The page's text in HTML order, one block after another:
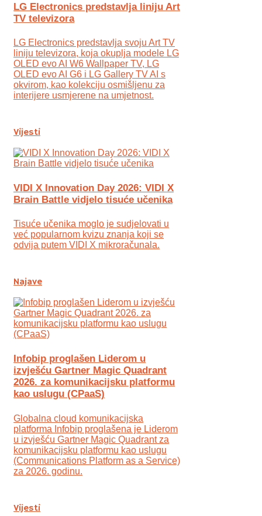
LG Electronics predstavlja liniju Art
TV televizora
LG Electronics predstavlja svoju Art TV
liniju televizora, koja okuplja modele LG
OLED evo AI W6 Wallpaper TV, LG
OLED evo AI G6 i LG Gallery TV AI s
okvirom, kao kolekciju osmišljenu za
interijere usmjerene na umjetnost.
Vijesti
VIDI X Innovation Day 2026: VIDI X
Brain Battle vidjelo tisuće učenika
Tisuće učenika moglo je sudjelovati u
već popularnom kvizu znanja koji se
odvija putem VIDI X mikroračunala.
Najave
Infobip proglašen Liderom u
izvješću Gartner Magic Quadrant
2026. za komunikacijsku platformu
kao uslugu (CPaaS)
Globalna cloud komunikacijska
platforma Infobip proglašena je Liderom
u izvješću Gartner Magic Quadrant za
komunikacijsku platformu kao uslugu
(Communications Platform as a Service)
za 2026. godinu.
Vijesti